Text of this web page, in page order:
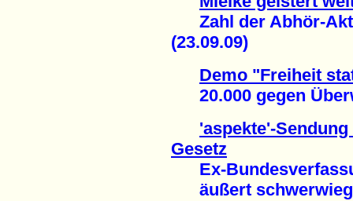
Zahl der Abhör-
(23.09.09)
Demo "Freiheit
20.000 gegen
'aspekte'-
Gesetz
Ex-
äußert